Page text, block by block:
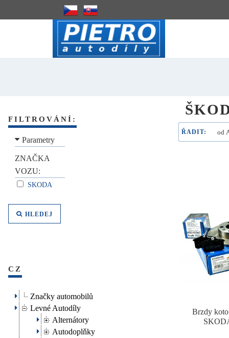
FILTROVÁNÍ:
Parametry
ZNAČKA
VOZU:
SKODA
HLEDEJ
CZ
Značky automobilů
Levné Autodíly
Alternátory
Autodoplňky
ŘADIT:
Brzdy